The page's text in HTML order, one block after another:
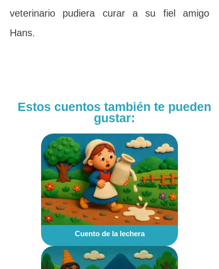
veterinario pudiera curar a su fiel amigo
Hans.
Estos cuentos también te pueden
gustar:
Cuento de la lechera